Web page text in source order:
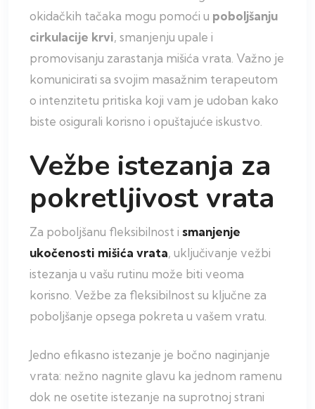
okidačkih tačaka mogu pomoći u poboljšanju
cirkulacije krvi, smanjenju upale i
promovisanju zarastanja mišića vrata. Važno je
komunicirati sa svojim masažnim terapeutom
o intenzitetu pritiska koji vam je udoban kako
biste osigurali korisno i opuštajuće iskustvo.
Vežbe istezanja za
pokretljivost vrata
Za poboljšanu fleksibilnost i smanjenje
ukočenosti mišića vrata, uključivanje vežbi
istezanja u vašu rutinu može biti veoma
korisno. Vežbe za fleksibilnost su ključne za
poboljšanje opsega pokreta u vašem vratu.
Jedno efikasno istezanje je bočno naginjanje
vrata: nežno nagnite glavu ka jednom ramenu
dok ne osetite istezanje na suprotnoj strani